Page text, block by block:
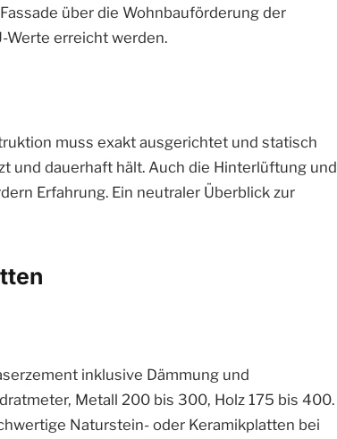
über die Wohnbauförderung der
erreicht werden.
muss exakt ausgerichtet und statisch
und dauerhaft hält. Auch die Hinterlüftung und
Erfahrung. Ein neutraler Überblick zur
inklusive Dämmung und
Metall 200 bis 300, Holz 175 bis 400.
Naturstein- oder Keramikplatten bei